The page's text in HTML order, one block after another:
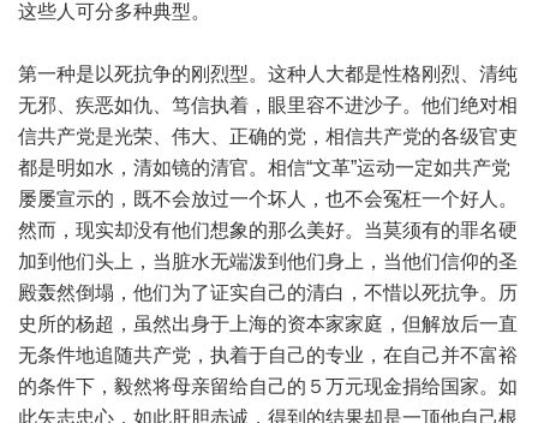
这些人可分多种典型。
第一种是以死抗争的刚烈型。这种人大都是性格刚烈、清纯
无邪、疾恶如仇、笃信执着，眼里容不进沙子。他们绝对相
信共产党是光荣、伟大、正确的党，相信共产党的各级官吏
都是明如水，清如镜的清官。相信“文革”运动一定如共产党
屡屡宣示的，既不会放过一个坏人，也不会冤枉一个好人。
然而，现实却没有他们想象的那么美好。当莫须有的罪名硬
加到他们头上，当脏水无端泼到他们身上，当他们信仰的圣
殿轰然倒塌，他们为了证实自己的清白，不惜以死抗争。历
史所的杨超，虽然出身于上海的资本家家庭，但解放后一直
无条件地追随共产党，执着于自己的专业，在自己并不富裕
的条件下，毅然将母亲留给自己的５万元现金捐给国家。如
此矢志忠心，如此肝胆赤诚，得到的结果却是一顶他自己根